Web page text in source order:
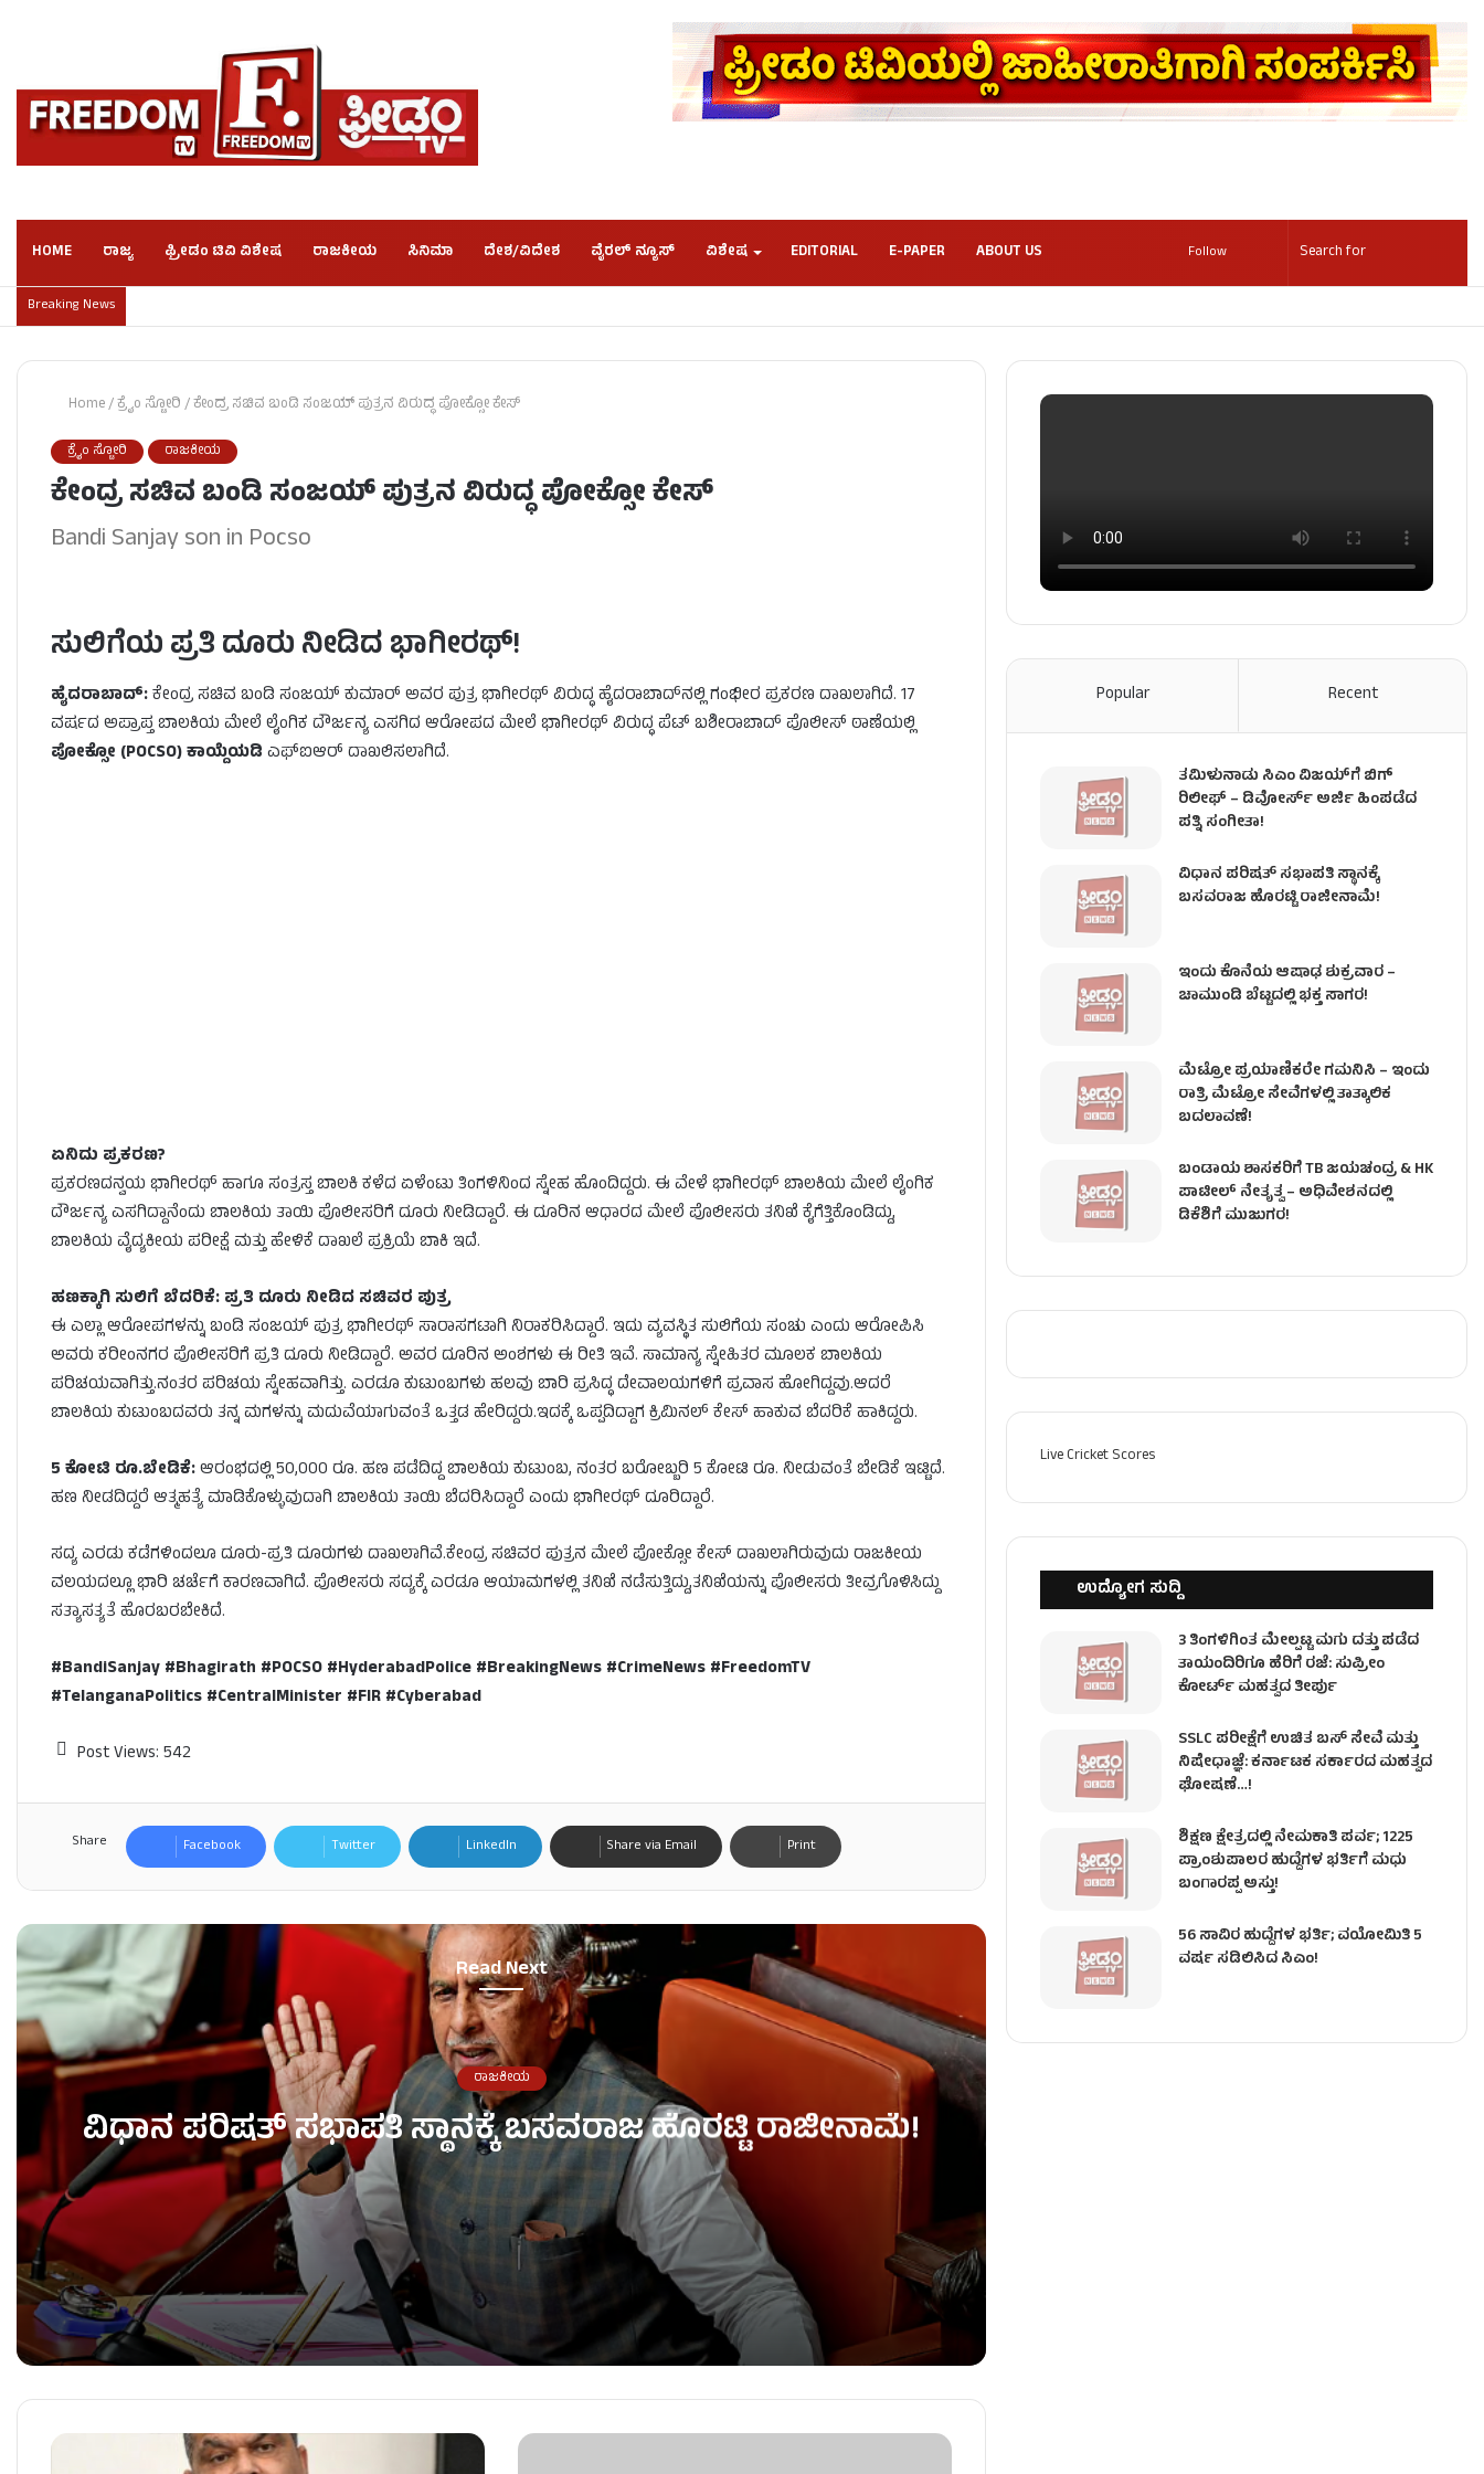
HOME ರಾಜ್ಯ ಫ್ರೀಡಂ ಟಿವಿ ವಿಶೇಷ ರಾಜಕೀಯ ಸಿನಿಮಾ ದೇಶ/ವಿದೇಶ ವೈರಲ್ ನ್ಯೂಸ್ ವಿಶೇಷ EDITORIAL E-PAPER ABOUT US Follow
Breaking News
Home/ಕ್ರೈಂ ಸ್ಟೋರಿ/ಕೇಂದ್ರ ಸಚಿವ ಬಂಡಿ ಸಂಜಯ್ ಪುತ್ರನ ವಿರುದ್ಧ ಪೋಕ್ಸೋ ಕೇಸ್
ಕ್ರೈಂ ಸ್ಟೋರಿ ರಾಜಕೀಯ
ಕೇಂದ್ರ ಸಚಿವ ಬಂಡಿ ಸಂಜಯ್ ಪುತ್ರನ ವಿರುದ್ಧ ಪೋಕ್ಸೋ ಕೇಸ್
Bandi Sanjay son in Pocso
ಸುಲಿಗೆಯ ಪ್ರತಿ ದೂರು ನೀಡಿದ ಭಾಗೀರಥ್!
ಹೈದರಾಬಾದ್:ಕೇಂದ್ರ ಸಚಿವ ಬಂಡಿ ಸಂಜಯ್ ಕುಮಾರ್ ಅವರ ಪುತ್ರ ಭಾಗೀರಥ್ ವಿರುದ್ಧ ಹೈದರಾಬಾದ್‌ನಲ್ಲಿ ಗಂಭೀರ ಪ್ರಕರಣ ದಾಖಲಾಗಿದೆ. 17
ವರ್ಷದ ಅಪ್ರಾಪ್ತ ಬಾಲಕಿಯ ಮೇಲೆ ಲೈಂಗಿಕ ದೌರ್ಜನ್ಯ ಎಸಗಿದ ಆರೋಪದ ಮೇಲೆ ಭಾಗೀರಥ್ ವಿರುದ್ಧ ಪೆಟ್ ಬಶೀರಾಬಾದ್ ಪೊಲೀಸ್ ಠಾಣೆಯಲ್ಲಿ
ಪೋಕ್ಸೋ (POCSO) ಕಾಯ್ದೆಯಡಿ ಎಫ್‌ಐಆರ್ ದಾಖಲಿಸಲಾಗಿದೆ.
ಏನಿದು ಪ್ರಕರಣ?
ಪ್ರಕರಣದನ್ವಯ ಭಾಗೀರಥ್ ಹಾಗೂ ಸಂತ್ರಸ್ತ ಬಾಲಕಿ ಕಳೆದ ಏಳೆಂಟು ತಿಂಗಳಿನಿಂದ ಸ್ನೇಹ ಹೊಂದಿದ್ದರು. ಈ ವೇಳೆ ಭಾಗೀರಥ್ ಬಾಲಕಿಯ ಮೇಲೆ ಲೈಂಗಿಕ
ದೌರ್ಜನ್ಯ ಎಸಗಿದ್ದಾನೆಂದು ಬಾಲಕಿಯ ತಾಯಿ ಪೊಲೀಸರಿಗೆ ದೂರು ನೀಡಿದ್ದಾರೆ. ಈ ದೂರಿನ ಆಧಾರದ ಮೇಲೆ ಪೊಲೀಸರು ತನಿಖೆ ಕೈಗೆತ್ತಿಕೊಂಡಿದ್ದು,
ಬಾಲಕಿಯ ವೈದ್ಯಕೀಯ ಪರೀಕ್ಷೆ ಮತ್ತು ಹೇಳಿಕೆ ದಾಖಲೆ ಪ್ರಕ್ರಿಯೆ ಬಾಕಿ ಇದೆ.
ಹಣಕ್ಕಾಗಿ ಸುಲಿಗೆ ಬೆದರಿಕೆ: ಪ್ರತಿ ದೂರು ನೀಡಿದ ಸಚಿವರ ಪುತ್ರ
ಈ ಎಲ್ಲಾ ಆರೋಪಗಳನ್ನು ಬಂಡಿ ಸಂಜಯ್ ಪುತ್ರ ಭಾಗೀರಥ್ ಸಾರಾಸಗಟಾಗಿ ನಿರಾಕರಿಸಿದ್ದಾರೆ. ಇದು ವ್ಯವಸ್ಥಿತ ಸುಲಿಗೆಯ ಸಂಚು ಎಂದು ಆರೋಪಿಸಿ
ಅವರು ಕರೀಂನಗರ ಪೊಲೀಸರಿಗೆ ಪ್ರತಿ ದೂರು ನೀಡಿದ್ದಾರೆ. ಅವರ ದೂರಿನ ಅಂಶಗಳು ಈ ರೀತಿ ಇವೆ. ಸಾಮಾನ್ಯ ಸ್ನೇಹಿತರ ಮೂಲಕ ಬಾಲಕಿಯ
ಪರಿಚಯವಾಗಿತ್ತು.ನಂತರ ಪರಿಚಯ ಸ್ನೇಹವಾಗಿತ್ತು. ಎರಡೂ ಕುಟುಂಬಗಳು ಹಲವು ಬಾರಿ ಪ್ರಸಿದ್ಧ ದೇವಾಲಯಗಳಿಗೆ ಪ್ರವಾಸ ಹೋಗಿದ್ದವು.ಆದರೆ
ಬಾಲಕಿಯ ಕುಟುಂಬದವರು ತನ್ನ ಮಗಳನ್ನು ಮದುವೆಯಾಗುವಂತೆ ಒತ್ತಡ ಹೇರಿದ್ದರು.ಇದಕ್ಕೆ ಒಪ್ಪದಿದ್ದಾಗ ಕ್ರಿಮಿನಲ್ ಕೇಸ್ ಹಾಕುವ ಬೆದರಿಕೆ ಹಾಕಿದ್ದರು.
5 ಕೋಟಿ ರೂ.ಬೇಡಿಕೆ:ಆರಂಭದಲ್ಲಿ 50,000 ರೂ. ಹಣ ಪಡೆದಿದ್ದ ಬಾಲಕಿಯ ಕುಟುಂಬ, ನಂತರ ಬರೋಬ್ಬರಿ 5 ಕೋಟಿ ರೂ. ನೀಡುವಂತೆ ಬೇಡಿಕೆ ಇಟ್ಟಿದೆ.
ಹಣ ನೀಡದಿದ್ದರೆ ಆತ್ಮಹತ್ಯೆ ಮಾಡಿಕೊಳ್ಳುವುದಾಗಿ ಬಾಲಕಿಯ ತಾಯಿ ಬೆದರಿಸಿದ್ದಾರೆ ಎಂದು ಭಾಗೀರಥ್ ದೂರಿದ್ದಾರೆ.
ಸದ್ಯ ಎರಡು ಕಡೆಗಳಿಂದಲೂ ದೂರು-ಪ್ರತಿ ದೂರುಗಳು ದಾಖಲಾಗಿವೆ.ಕೇಂದ್ರ ಸಚಿವರ ಪುತ್ರನ ಮೇಲೆ ಪೋಕ್ಸೋ ಕೇಸ್ ದಾಖಲಾಗಿರುವುದು ರಾಜಕೀಯ
ವಲಯದಲ್ಲೂ ಭಾರಿ ಚರ್ಚೆಗೆ ಕಾರಣವಾಗಿದೆ. ಪೊಲೀಸರು ಸದ್ಯಕ್ಕೆ ಎರಡೂ ಆಯಾಮಗಳಲ್ಲಿ ತನಿಖೆ ನಡೆಸುತ್ತಿದ್ದು,ತನಿಖೆಯನ್ನು ಪೊಲೀಸರು ತೀವ್ರಗೊಳಿಸಿದ್ದು
ಸತ್ಯಾಸತ್ಯತೆ ಹೊರಬರಬೇಕಿದೆ.
#BandiSanjay #Bhagirath #POCSO #HyderabadPolice #BreakingNews #CrimeNews #FreedomTV
#TelanganaPolitics #CentralMinister #FIR #Cyberabad
Post Views: 542
Share Facebook Twitter LinkedIn Share via Email Print
Read Next
ರಾಜಕೀಯ
ವಿಧಾನ ಪರಿಷತ್ ಸಭಾಪತಿ ಸ್ಥಾನಕ್ಕೆ ಬಸವರಾಜ ಹೊರಟ್ಟಿ ರಾಜೀನಾಮೆ!
ವಿಧಾನ ಪರಿಷತ್ ಸಭಾಪತಿ ಸ್ಥಾನಕ್ಕೆ ಬಸವರಾಜ ಹೊರಟ್ಟಿ ರಾಜೀನಾಮೆ!
Popular Recent
ತಮಿಳುನಾಡು ಸಿಎಂ ವಿಜಯ್‌ಗೆ ಬಿಗ್
ರಿಲೀಫ್ – ಡಿವೋರ್ಸ್ ಅರ್ಜಿ ಹಿಂಪಡೆದ
ಪತ್ನಿ ಸಂಗೀತಾ!
ವಿಧಾನ ಪರಿಷತ್ ಸಭಾಪತಿ ಸ್ಥಾನಕ್ಕೆ
ಬಸವರಾಜ ಹೊರಟ್ಟಿ ರಾಜೀನಾಮೆ!
ಇಂದು ಕೊನೆಯ ಆಷಾಢ ಶುಕ್ರವಾರ –
ಚಾಮುಂಡಿ ಬೆಟ್ಟದಲ್ಲಿ ಭಕ್ತ ಸಾಗರ!
ಮೆಟ್ರೋ ಪ್ರಯಾಣಿಕರೇ ಗಮನಿಸಿ – ಇಂದು
ರಾತ್ರಿ ಮೆಟ್ರೋ ಸೇವೆಗಳಲ್ಲಿ ತಾತ್ಕಾಲಿಕ
ಬದಲಾವಣೆ!
ಬಂಡಾಯ ಶಾಸಕರಿಗೆ TB ಜಯಚಂದ್ರ & HK
ಪಾಟೀಲ್ ನೇತೃತ್ವ – ಅಧಿವೇಶನದಲ್ಲಿ
ಡಿಕೆಶಿಗೆ ಮುಜುಗರ!
Live Cricket Scores
ಉದ್ಯೋಗ ಸುದ್ದಿ
3 ತಿಂಗಳಿಗಿಂತ ಮೇಲ್ಪಟ್ಟ ಮಗು ದತ್ತು ಪಡೆದ
ತಾಯಂದಿರಿಗೂ ಹೆರಿಗೆ ರಜೆ: ಸುಪ್ರೀಂ
ಕೋರ್ಟ್ ಮಹತ್ವದ ತೀರ್ಪು
SSLC ಪರೀಕ್ಷೆಗೆ ಉಚಿತ ಬಸ್ ಸೇವೆ ಮತ್ತು
ನಿಷೇಧಾಜ್ಞೆ: ಕರ್ನಾಟಕ ಸರ್ಕಾರದ ಮಹತ್ವದ
ಘೋಷಣೆ…!
ಶಿಕ್ಷಣ ಕ್ಷೇತ್ರದಲ್ಲಿ ನೇಮಕಾತಿ ಪರ್ವ; 1225
ಪ್ರಾಂಶುಪಾಲರ ಹುದ್ದೆಗಳ ಭರ್ತಿಗೆ ಮಧು
ಬಂಗಾರಪ್ಪ ಅಸ್ತು!
56 ಸಾವಿರ ಹುದ್ದೆಗಳ ಭರ್ತಿ; ವಯೋಮಿತಿ 5
ವರ್ಷ ಸಡಿಲಿಸಿದ ಸಿಎಂ!